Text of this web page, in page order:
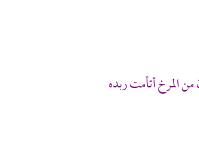
أتأمت ربده